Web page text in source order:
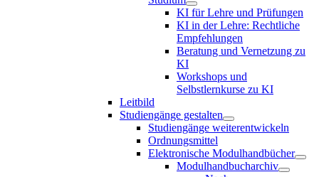
KI für Lehre und Prüfungen
KI in der Lehre: Rechtliche
Empfehlungen
Beratung und Vernetzung zu
KI
Workshops und
Selbstlernkurse zu KI
Leitbild
Studiengänge gestalten
Studiengänge weiterentwickeln
Ordnungsmittel
Elektronische Modulhandbücher
Modulhandbucharchiv